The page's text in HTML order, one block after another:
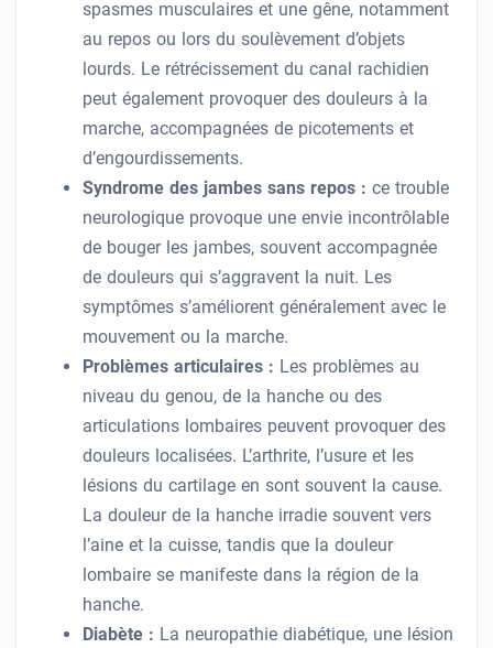
spasmes musculaires et une gêne, notamment
au repos ou lors du soulèvement d’objets
lourds. Le rétrécissement du canal rachidien
peut également provoquer des douleurs à la
marche, accompagnées de picotements et
d’engourdissements.
Syndrome des jambes sans repos : ce trouble
neurologique provoque une envie incontrôlable
de bouger les jambes, souvent accompagnée
de douleurs qui s’aggravent la nuit. Les
symptômes s’améliorent généralement avec le
mouvement ou la marche.
Problèmes articulaires : Les problèmes au
niveau du genou, de la hanche ou des
articulations lombaires peuvent provoquer des
douleurs localisées. L’arthrite, l’usure et les
lésions du cartilage en sont souvent la cause.
La douleur de la hanche irradie souvent vers
l’aine et la cuisse, tandis que la douleur
lombaire se manifeste dans la région de la
hanche.
Diabète : La neuropathie diabétique, une lésion